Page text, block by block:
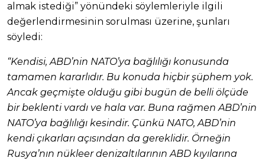
almak istediği” yönündeki söylemleriyle ilgili
değerlendirmesinin sorulması üzerine, şunları
söyledi:
“Kendisi, ABD’nin NATO’ya bağlılığı konusunda
tamamen kararlıdır. Bu konuda hiçbir şüphem yok.
Ancak geçmişte olduğu gibi bugün de belli ölçüde
bir beklenti vardı ve hala var. Buna rağmen ABD’nin
NATO’ya bağlılığı kesindir. Çünkü NATO, ABD’nin
kendi çıkarları açısından da gereklidir. Örneğin
Rusya’nın nükleer denizaltılarının ABD kıyılarına